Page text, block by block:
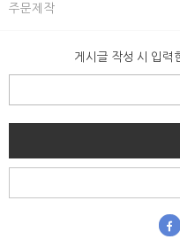
주문제작
게시글 작성 시 입력